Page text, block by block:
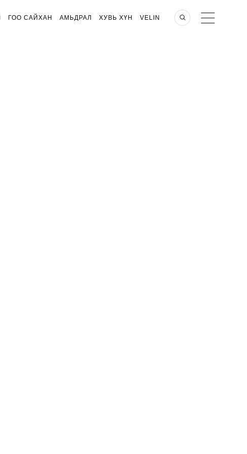
ГОО САЙХАН АМЬДРАЛ ХУВЬ ХҮН VELIN